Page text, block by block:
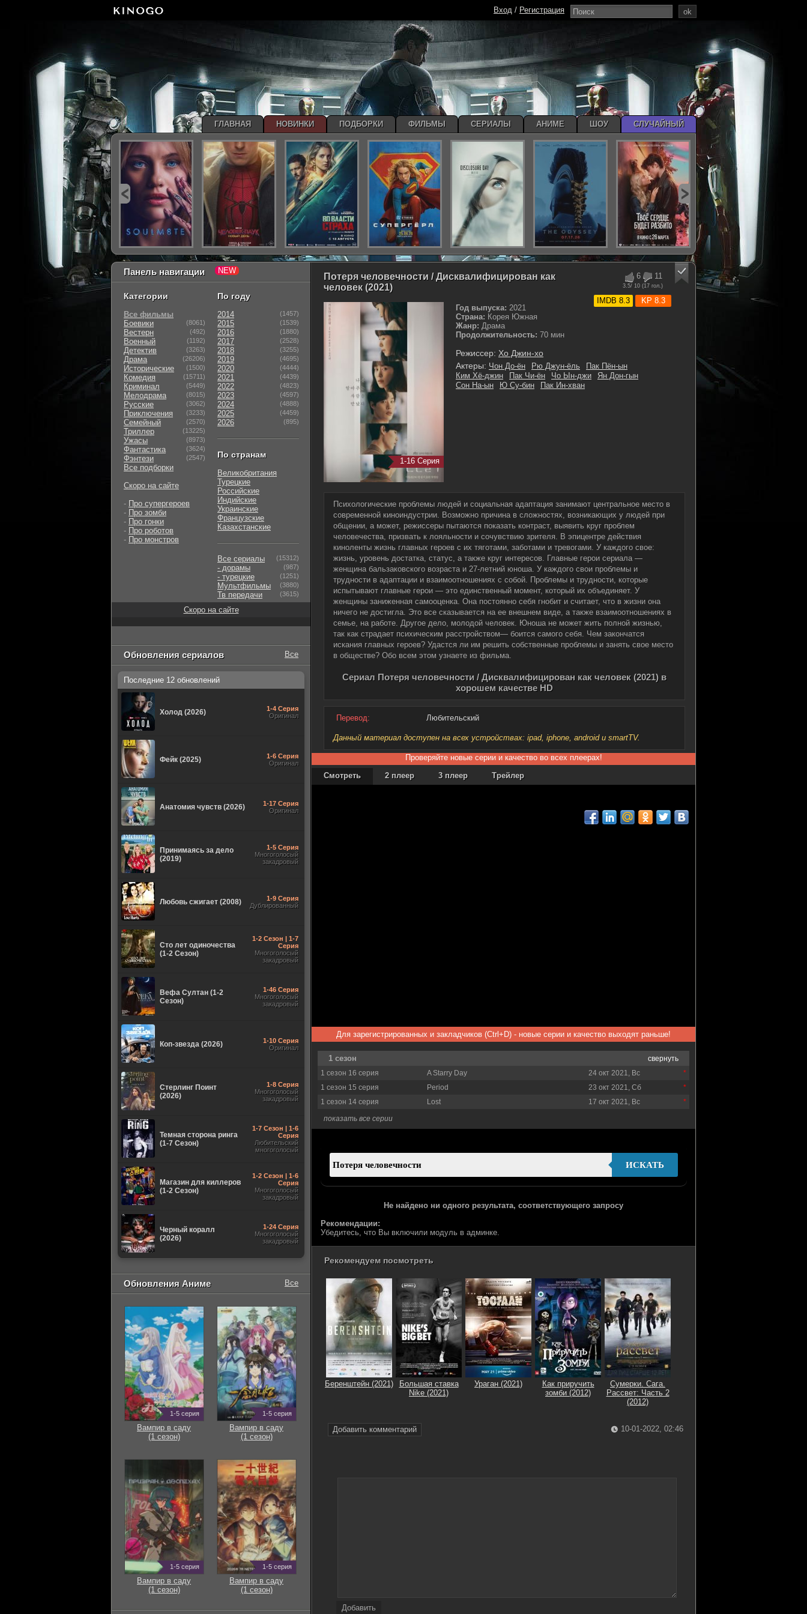
6 11
3.5/ 10 (17 гол.)
IMDB 8.3 KP 8.3
Потеря человечности / Дисквалифицирован как
человек (2021)
1-16 Серия
Год выпуска: 2021
Страна: Корея Южная
Жанр: Драма
Продолжительность: 70 мин
Режиссер: Хо Джин-хо
Актеры: Чон До-ён Рю Джун-ёль
Пак Пён-ын
Ким Хё-джин
Пак Чи-ён Чо Ын-джи
Ян Дон-гын
Сон На-ын
Ю Су-бин Пак Ин-хван
Психологические проблемы людей и социальная адаптация занимают центральное место в
современной киноиндустрии. Возможно причина в сложностях, возникающих у людей при
общении, а может, режиссеры пытаются показать контраст, выявить круг проблем
человечества, призвать к лояльности и сочувствию зрителя. В эпицентре действия
киноленты жизнь главных героев с их тяготами, заботами и тревогами. У каждого свое:
жизнь, уровень достатка, статус, а также круг интересов. Главные герои сериала —
женщина бальзаковского возраста и 27-летний юноша. У каждого свои проблемы и
трудности в адаптации и взаимоотношениях с собой. Проблемы и трудности, которые
испытывают главные герои — это единственный момент, который их объединяет. У
женщины заниженная самооценка. Она постоянно себя гнобит и считает, что в жизни она
ничего не достигла. Это все сказывается на ее внешнем виде, а также взаимоотношениях в
семье, на работе. Другое дело, молодой человек. Юноша не может жить полной жизнью,
так как страдает психическим расстройством— боится самого себя. Чем закончатся
искания главных героев? Удастся ли им решить собственные проблемы и занять свое место
в обществе? Обо всем этом узнаете из фильма.
Сериал Потеря человечности / Дисквалифицирован как человек (2021) в
хорошем качестве HD
Перевод: Любительский
Данный материал доступен на всех устройствах: ipad, iphone, android и smartTV.
Проверяйте новые серии и качество во всех плеерах!
Смотреть
2 плеер 3 плеер Трейлер
Для зарегистрированных и закладчиков (Ctrl+D) - новые серии и качество выходят раньше!
1 сезон
свернуть
1 сезон 16 серия
A Starry Day
24 окт 2021, Вс
1 сезон 15 серия
Period
23 окт 2021, Сб
1 сезон 14 серия
Lost
17 окт 2021, Вс
показать все серии
ИСКАТЬ
Не найдено ни одного результата, соответствующего запросу
Рекомендации:
Убедитесь, что Вы включили модуль в админке.
Рекомендуем посмотреть
Беренштейн (2021)
Большая ставка
Nike (2021)
Ураган (2021)
Как приручить
зомби (2012)
Сумерки. Сага.
Рассвет: Часть 2
(2012)
Добавить комментарий 10-01-2022, 02:46
Добавить
Панель навигации
Категории
Все фильмы
Боевики
(8061)
Вестерн (492)
Военный (1192)
Детектив (3263)
Драма (26206)
Исторические (1500)
Комедия (15711)
Криминал (5449)
Мелодрама (8015)
Русские (3062)
Приключения (3233)
Семейный (2570)
Триллер (13225)
Ужасы (8973)
Фантастика (3624)
Фэнтези (2547)
Все подборки
Скоро на сайте
- Про супергероев
- Про зомби
- Про гонки
- Про роботов
- Про монстров
По году
2014 (1457)
2015 (1539)
2016 (1880)
2017 (2528)
2018 (3255)
2019 (4695)
2020 (4444)
2021 (4439)
2022 (4823)
2023 (4597)
2024 (4888)
2025 (4459)
2026 (895)
По странам
Великобритания
Турецкие
Российские
Индийские
Украинские
Французские
Казахстанские
Все сериалы (15312)
- дорамы (987)
- турецкие (1251)
Мультфильмы (3880)
Тв передачи (3615)
Скоро на сайте
Обновления сериалов Все
Последние 12 обновлений
Холод (2026)
1-4 Серия
Оригинал
Фейк (2025)
1-6 Серия
Оригинал
Анатомия чувств (2026)
1-17 Серия
Оригинал
Принимаясь за дело
(2019)
1-5 Серия
Многоголосый
закадровый
Любовь сжигает (2008)
1-9 Серия
Дублированный
Сто лет одиночества
(1-2 Сезон)
1-2 Сезон | 1-7
Серия
Многоголосый
закадровый
Вефа Султан (1-2
Сезон)
1-46 Серия
Многоголосый
закадровый
Коп-звезда (2026)
1-10 Серия
Оригинал
Стерлинг Поинт
(2026)
1-8 Серия
Многоголосый
закадровый
Темная сторона ринга
(1-7 Сезон)
1-7 Сезон | 1-6
Серия
Любительский
многоголосый
Магазин для киллеров
(1-2 Сезон)
1-2 Сезон | 1-6
Серия
Многоголосый
закадровый
Черный коралл
(2026)
1-24 Серия
Многоголосый
закадровый
Обновления Аниме Все
1-5 серия
Вампир в саду
(1 сезон)
1-5 серия
Вампир в саду
(1 сезон)
1-5 серия
Вампир в саду
(1 сезон)
1-5 серия
Вампир в саду
(1 сезон)
ok
Вход / Регистрация
ГЛАВНАЯ НОВИНКИ ПОДБОРКИ ФИЛЬМЫ СЕРИАЛЫ АНИМЕ ШОУ СЛУЧАЙНЫЙ